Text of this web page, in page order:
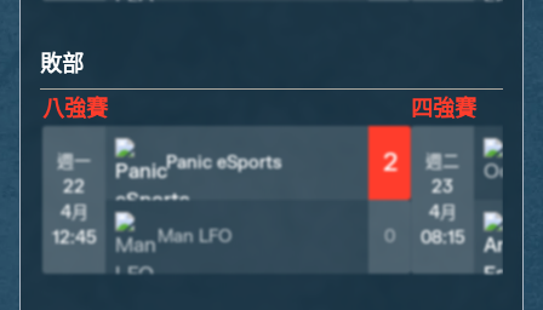
敗部
八強賽
週一
22
4月
12:45
Panic eSports 2
Man LFO 0
四強賽
週二
23
4月
08:15